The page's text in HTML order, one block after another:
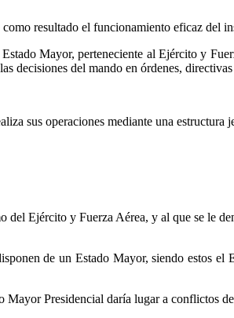
resultado el funcionamiento eficaz del
Mayor, perteneciente al Ejército y
decisiones del mando en órdenes,
sus operaciones mediante una estructura
Ejército y Fuerza Aérea, y al que se le
de un Estado Mayor, siendo estos
Presidencial daría lugar a conflictos